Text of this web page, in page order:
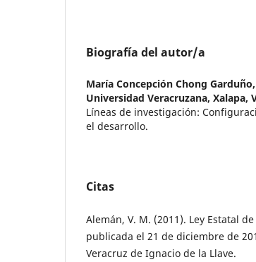
Biografía del autor/a
María Concepción Chong Garduño,
Universidad Veracruzana, Xalapa,
Líneas de investigación:
el desarrollo.
Citas
Alemán, V. M. (2011). Ley Estatal
publicada el 21 de diciembre de
Veracruz de Ignacio de la Llave.